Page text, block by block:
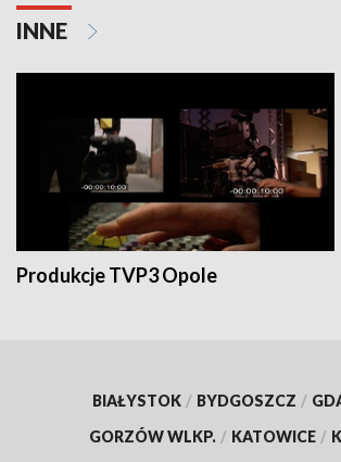
INNE
Produkcje TVP3 Opole
BIAŁYSTOK / BYDGOSZCZ /
GORZÓW WLKP. / KATOWICE /